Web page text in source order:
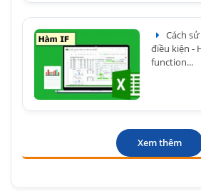
Cách
điều kiện -
function...
Xem thêm